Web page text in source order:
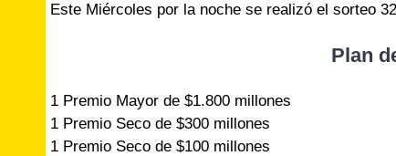
Este Miércoles por la noche se realizó el sorteo
Plan
1 Premio Mayor de $1.800 millones
1 Premio Seco de $300 millones
1 Premio Seco de $100 millones